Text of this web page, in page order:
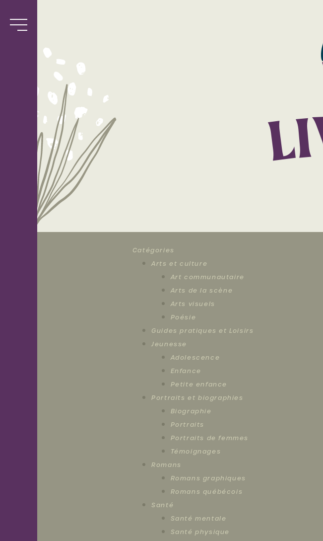
Services
Biblio
l’Antre-
Semeuse
Nouvelles
LI
Catégories
Arts et culture
Art communautaire
Arts de la scène
Arts visuels
Poésie
Guides pratiques et Loisirs
Jeunesse
Adolescence
Enfance
Petite enfance
Portraits et biographies
Biographie
Portraits
Portraits de femmes
Témoignages
Romans
Romans graphiques
Romans québécois
Santé
Santé mentale
Santé physique